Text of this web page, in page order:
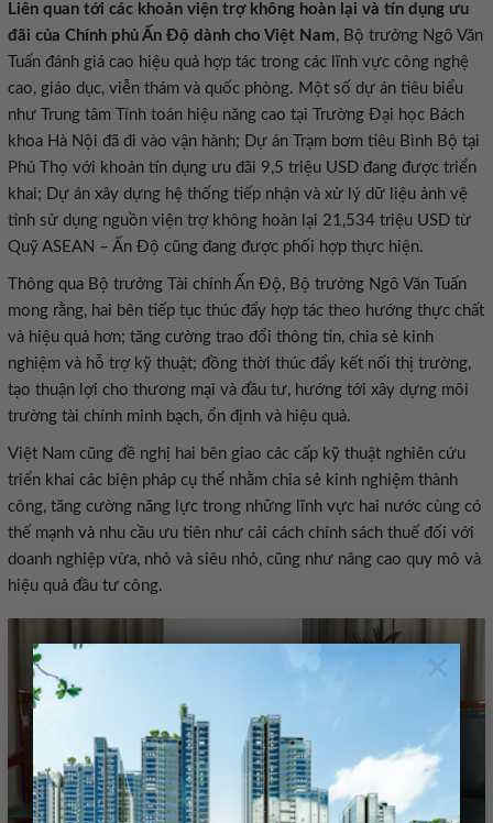
×
Liên quan tới các khoản viện trợ không hoàn lại và tín dụng ưu
đãi của Chính phủ Ấn Độ dành cho Việt Nam, Bộ trưởng Ngô Văn
Tuấn đánh giá cao hiệu quả hợp tác trong các lĩnh vực công nghệ
cao, giáo dục, viễn thám và quốc phòng. Một số dự án tiêu biểu
như Trung tâm Tính toán hiệu năng cao tại Trường Đại học Bách
khoa Hà Nội đã đi vào vận hành; Dự án Trạm bơm tiêu Bình Bộ tại
Phú Thọ với khoản tín dụng ưu đãi 9,5 triệu USD đang được triển
khai; Dự án xây dựng hệ thống tiếp nhận và xử lý dữ liệu ảnh vệ
tinh sử dụng nguồn viện trợ không hoàn lại 21,534 triệu USD từ
Quỹ ASEAN – Ấn Độ cũng đang được phối hợp thực hiện.
Thông qua Bộ trưởng Tài chính Ấn Độ, Bộ trưởng Ngô Văn Tuấn
mong rằng, hai bên tiếp tục thúc đẩy hợp tác theo hướng thực chất
và hiệu quả hơn; tăng cường trao đổi thông tin, chia sẻ kinh
nghiệm và hỗ trợ kỹ thuật; đồng thời thúc đẩy kết nối thị trường,
tạo thuận lợi cho thương mại và đầu tư, hướng tới xây dựng môi
trường tài chính minh bạch, ổn định và hiệu quả.
Việt Nam cũng đề nghị hai bên giao các cấp kỹ thuật nghiên cứu
triển khai các biện pháp cụ thể nhằm chia sẻ kinh nghiệm thành
công, tăng cường năng lực trong những lĩnh vực hai nước cùng có
thế mạnh và nhu cầu ưu tiên như cải cách chính sách thuế đối với
doanh nghiệp vừa, nhỏ và siêu nhỏ, cũng như nâng cao quy mô và
hiệu quả đầu tư công.